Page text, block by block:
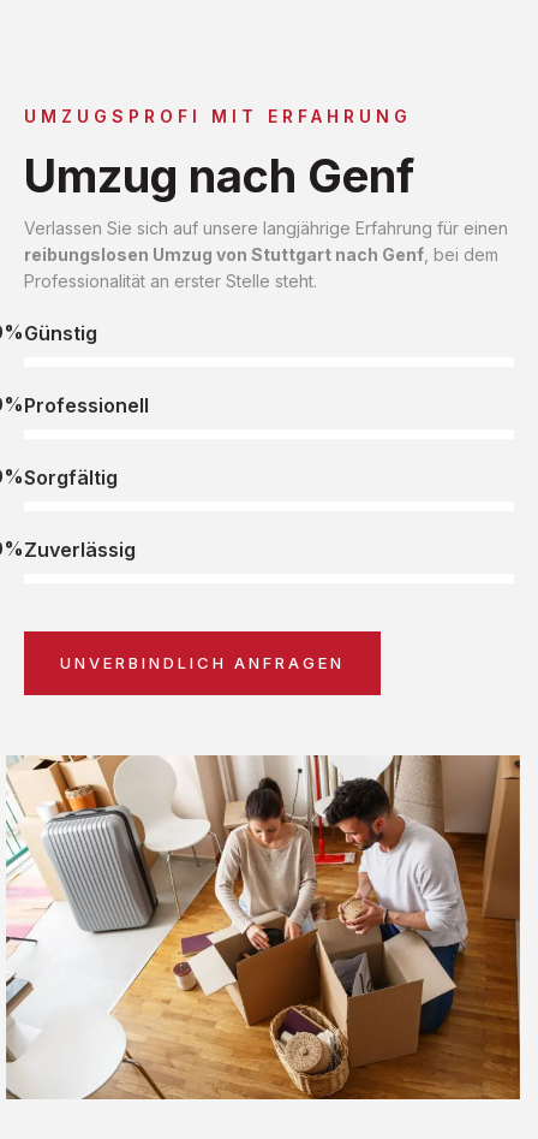
UMZUGSPROFI MIT ERFAHRUNG
Umzug nach Genf
Verlassen Sie sich auf unsere langjährige Erfahrung für einen
reibungslosen Umzug von Stuttgart nach Genf , bei dem
Professionalität an erster Stelle steht.
Günstig
Professionell
Sorgfältig
Zuverlässig
UNVERBINDLICH ANFRAGEN